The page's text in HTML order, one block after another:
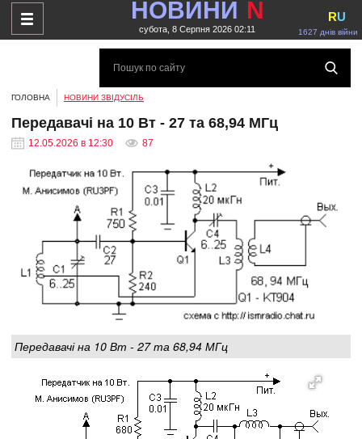
НОВИНИ N
субота, 8 Серпня 2026 02:11 1627 днів війни
RU
ГОЛОВНА НОВИНИ ЗВІДУСІЛЬ
Передавачі на 10 Вт - 27 та 68,94 МГц
12.05.2026 в 12:30 87
Передавачі на 10 Вт - 27 та 68,94 МГц